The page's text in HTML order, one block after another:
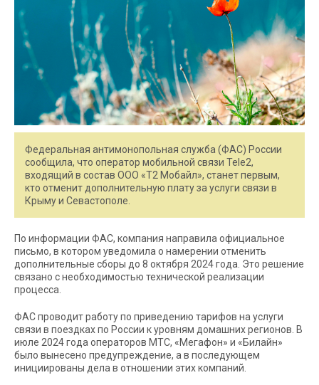
Федеральная антимонопольная служба (ФАС) России
сообщила, что оператор мобильной связи Tele2,
входящий в состав ООО «Т2 Мобайл», станет первым,
кто отменит дополнительную плату за услуги связи в
Крыму и Севастополе.
По информации ФАС, компания направила официальное
письмо, в котором уведомила о намерении отменить
дополнительные сборы до 8 октября 2024 года. Это решение
связано с необходимостью технической реализации
процесса.
ФАС проводит работу по приведению тарифов на услуги
связи в поездках по России к уровням домашних регионов. В
июле 2024 года операторов МТС, «Мегафон» и «Билайн»
было вынесено предупреждение, а в последующем
инициированы дела в отношении этих компаний.